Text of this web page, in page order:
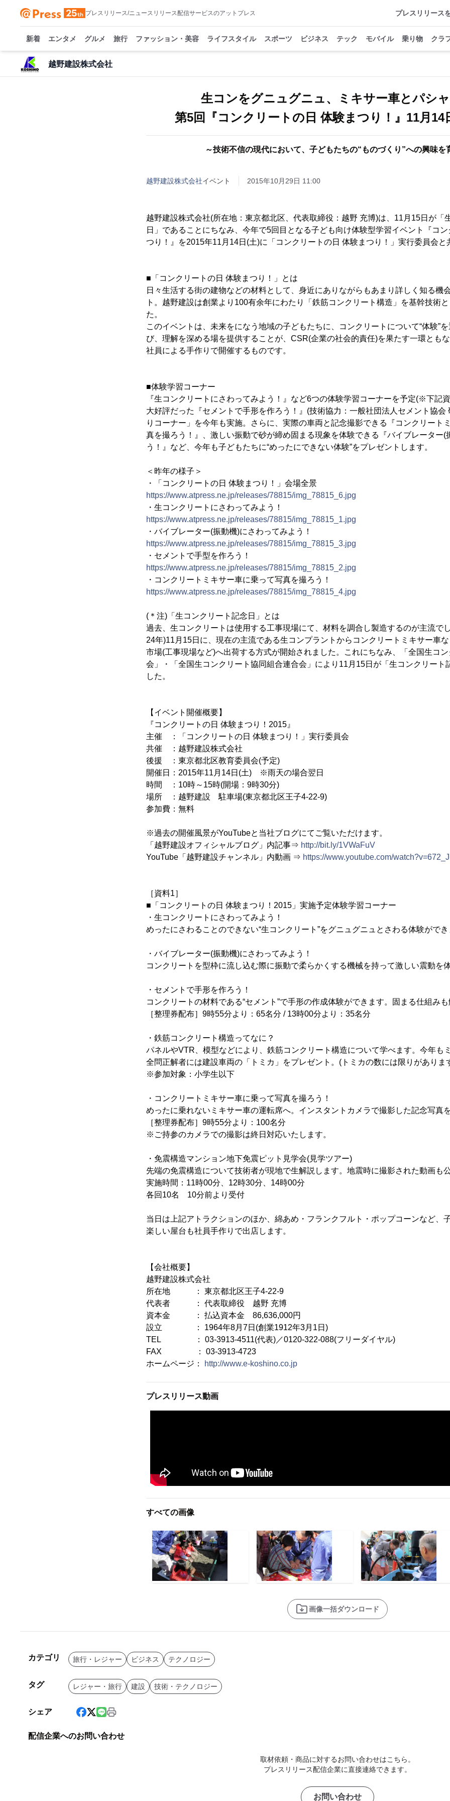
プレスリリース/ニュースリリース配信サービスのアットプレス プレスリリース
新着 エンタメ グルメ 旅行 ファッション・美容 ライフスタイル スポーツ ビジネス テック モバイル 乗り物 クラ
越野建設株式会社
生コンをグニュグニュ、ミキサー車とパシ
第5回『コンクリートの日 体験まつり！』11月14
～技術不信の現代において、子どもたちの“ものづくり”への興味を
越野建設株式会社イベント 2015年10月29日 11:00
越野建設株式会社(所在地：東京都北区、代表取締役：越野 充博)は、11月15日が「
日」であることにちなみ、今年で5回目となる子ども向け体験型学習イベント『コン
つり！』を2015年11月14日(土)に「コンクリートの日 体験まつり！」実行委員会と
■「コンクリートの日 体験まつり！」とは
日々生活する街の建物などの材料として、身近にありながらもあまり詳しく知る機
ト。越野建設は創業より100有余年にわたり「鉄筋コンクリート構造」を基幹技術
た。
このイベントは、未来をになう地域の子どもたちに、コンクリートについて“体験”
び、理解を深める場を提供することが、CSR(企業の社会的責任)を果たす一環とも
社員による手作りで開催するものです。
■体験学習コーナー
『生コンクリートにさわってみよう！』など6つの体験学習コーナーを予定(※下記
大好評だった『セメントで手形を作ろう！』(技術協力：一般社団法人セメント協会
りコーナー」を今年も実施。さらに、実際の車両と記念撮影できる『コンクリート
真を撮ろう！』、激しい振動で砂が締め固まる現象を体験できる『バイブレーター(
う！』など、今年も子どもたちに“めったにできない体験”をプレゼントします。
＜昨年の様子＞
・「コンクリートの日 体験まつり！」会場全景
https://www.atpress.ne.jp/releases/78815/img_78815_6.jpg
・生コンクリートにさわってみよう！
https://www.atpress.ne.jp/releases/78815/img_78815_1.jpg
・バイブレーター(振動機)にさわってみよう！
https://www.atpress.ne.jp/releases/78815/img_78815_3.jpg
・セメントで手型を作ろう！
https://www.atpress.ne.jp/releases/78815/img_78815_2.jpg
・コンクリートミキサー車に乗って写真を撮ろう！
https://www.atpress.ne.jp/releases/78815/img_78815_4.jpg
(＊注)「生コンクリート記念日」とは
過去、生コンクリートは使用する工事現場にて、材料を調合し製造するのが主流で
24年)11月15日に、現在の主流である生コンプラントからコンクリートミキサー車
市場(工事現場など)へ出荷する方式が開始されました。これにちなみ、「全国生コ
会」・「全国生コンクリート協同組合連合会」により11月15日が「生コンクリート
した。
【イベント開催概要】
『コンクリートの日 体験まつり！2015』
主催 ：「コンクリートの日 体験まつり！」実行委員会
共催 ：越野建設株式会社
後援 ：東京都北区教育委員会(予定)
開催日：2015年11月14日(土) ※雨天の場合翌日
時間 ：10時～15時(開場：9時30分)
場所 ：越野建設 駐車場(東京都北区王子4-22-9)
参加費：無料
※過去の開催風景がYouTubeと当社ブログにてご覧いただけます。
「越野建設オフィシャルブログ」内記事⇒ http://bit.ly/1VWaFuV
YouTube「越野建設チャンネル」内動画 ⇒ https://www.youtube.com/
［資料1］
■「コンクリートの日 体験まつり！2015」実施予定体験学習コーナー
・生コンクリートにさわってみよう！
めったにさわることのできない“生コンクリート”をグニュグニュとさわる体験ができ
・バイブレーター(振動機)にさわってみよう！
コンクリートを型枠に流し込む際に振動で柔らかくする機械を持って激しい震動を
・セメントで手形を作ろう！
コンクリートの材料である“セメント”で手形の作成体験ができます。固まる仕組みも
［整理券配布］9時55分より：65名分 / 13時00分より：35名分
・鉄筋コンクリート構造ってなに？
パネルやVTR、模型などにより、鉄筋コンクリート構造について学べます。今年も
全問正解者には建設車両の「トミカ」をプレゼント。(トミカの数には限りがありま
※参加対象：小学生以下
・コンクリートミキサー車に乗って写真を撮ろう！
めったに乗れないミキサー車の運転席へ。インスタントカメラで撮影した記念写真
［整理券配布］9時55分より：100名分
※ご持参のカメラでの撮影は終日対応いたします。
・免震構造マンション地下免震ピット見学会(見学ツアー)
先端の免震構造について技術者が現地で生解説します。地震時に撮影された動画も公
実施時間：11時00分、12時30分、14時00分
各回10名 10分前より受付
当日は上記アトラクションのほか、綿あめ・フランクフルト・ポップコーンなど、
楽しい屋台も社員手作りで出店します。
【会社概要】
越野建設株式会社
所在地 ： 東京都北区王子4-22-9
代表者 ： 代表取締役 越野 充博
資本金 ： 払込資本金 86,636,000円
設立 ： 1964年8月7日(創業1912年3月1日)
TEL ： 03-3913-4511(代表)／0120-322-088(フリーダイヤル)
FAX ： 03-3913-4723
ホームページ：
http://www.e-koshino.co.jp
プレスリリース動画
すべての画像
画像一括ダウンロード
カテゴリ 旅行・レジャー ビジネス テクノロジー
タグ レジャー・旅行 建設 技術・テクノロジー
シェア
配信企業へのお問い合わせ
取材依頼・商品に対するお問い合わせはこちら。
プレスリリース配信企業に直接連絡できます。
お問い合わせ